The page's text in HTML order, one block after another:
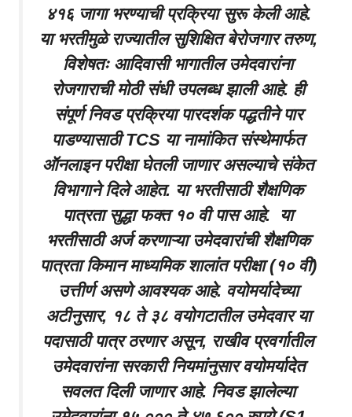
४१६ जागा भरण्याची प्रक्रिया सुरू केली आहे.
या भरतीमुळे राज्यातील सुशिक्षित बेरोजगार तरुण,
विशेषतः आदिवासी भागातील उमेदवारांना
रोजगाराची मोठी संधी उपलब्ध झाली आहे. ही
संपूर्ण निवड प्रक्रिया पारदर्शक पद्धतीने पार
पाडण्यासाठी TCS या नामांकित संस्थेमार्फत
ऑनलाइन परीक्षा घेतली जाणार असल्याचे संकेत
विभागाने दिले आहेत. या भरतीसाठी शैक्षणिक
पात्रता सुद्धा फक्त १० वी पास आहे. या
भरतीसाठी अर्ज करणाऱ्या उमेदवारांची शैक्षणिक
पात्रता किमान माध्यमिक शालांत परीक्षा (१० वी)
उत्तीर्ण असणे आवश्यक आहे. वयोमर्यादेच्या
अटीनुसार, १८ ते ३८ वयोगटातील उमेदवार या
पदासाठी पात्र ठरणार असून, राखीव प्रवर्गातील
उमेदवारांना सरकारी नियमांनुसार वयोमर्यादेत
सवलत दिली जाणार आहे. निवड झालेल्या